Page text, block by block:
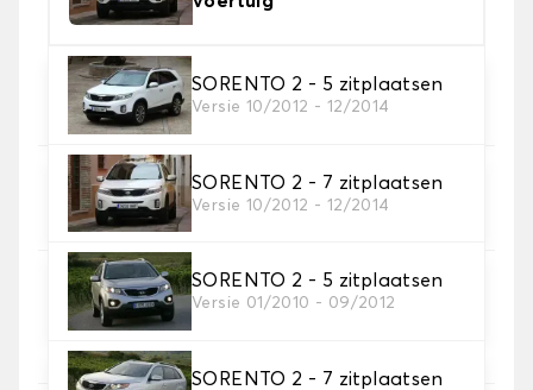
SORENTO 2 - 5 zitplaatsen
Versie 10/2012 - 12/2014
SORENTO 2 - 7 zitplaatsen
Versie 10/2012 - 12/2014
SORENTO 2 - 5 zitplaatsen
Versie 01/2010 - 09/2012
SORENTO 2 - 7 zitplaatsen
2. Materiaal
Kies het materiaal van uw automatten
3. Aantal matten
Selecteer het aantal automatten dat je nodig hebt.
4. Tapijt kleuren
Kies de kleur van je tapijt ..